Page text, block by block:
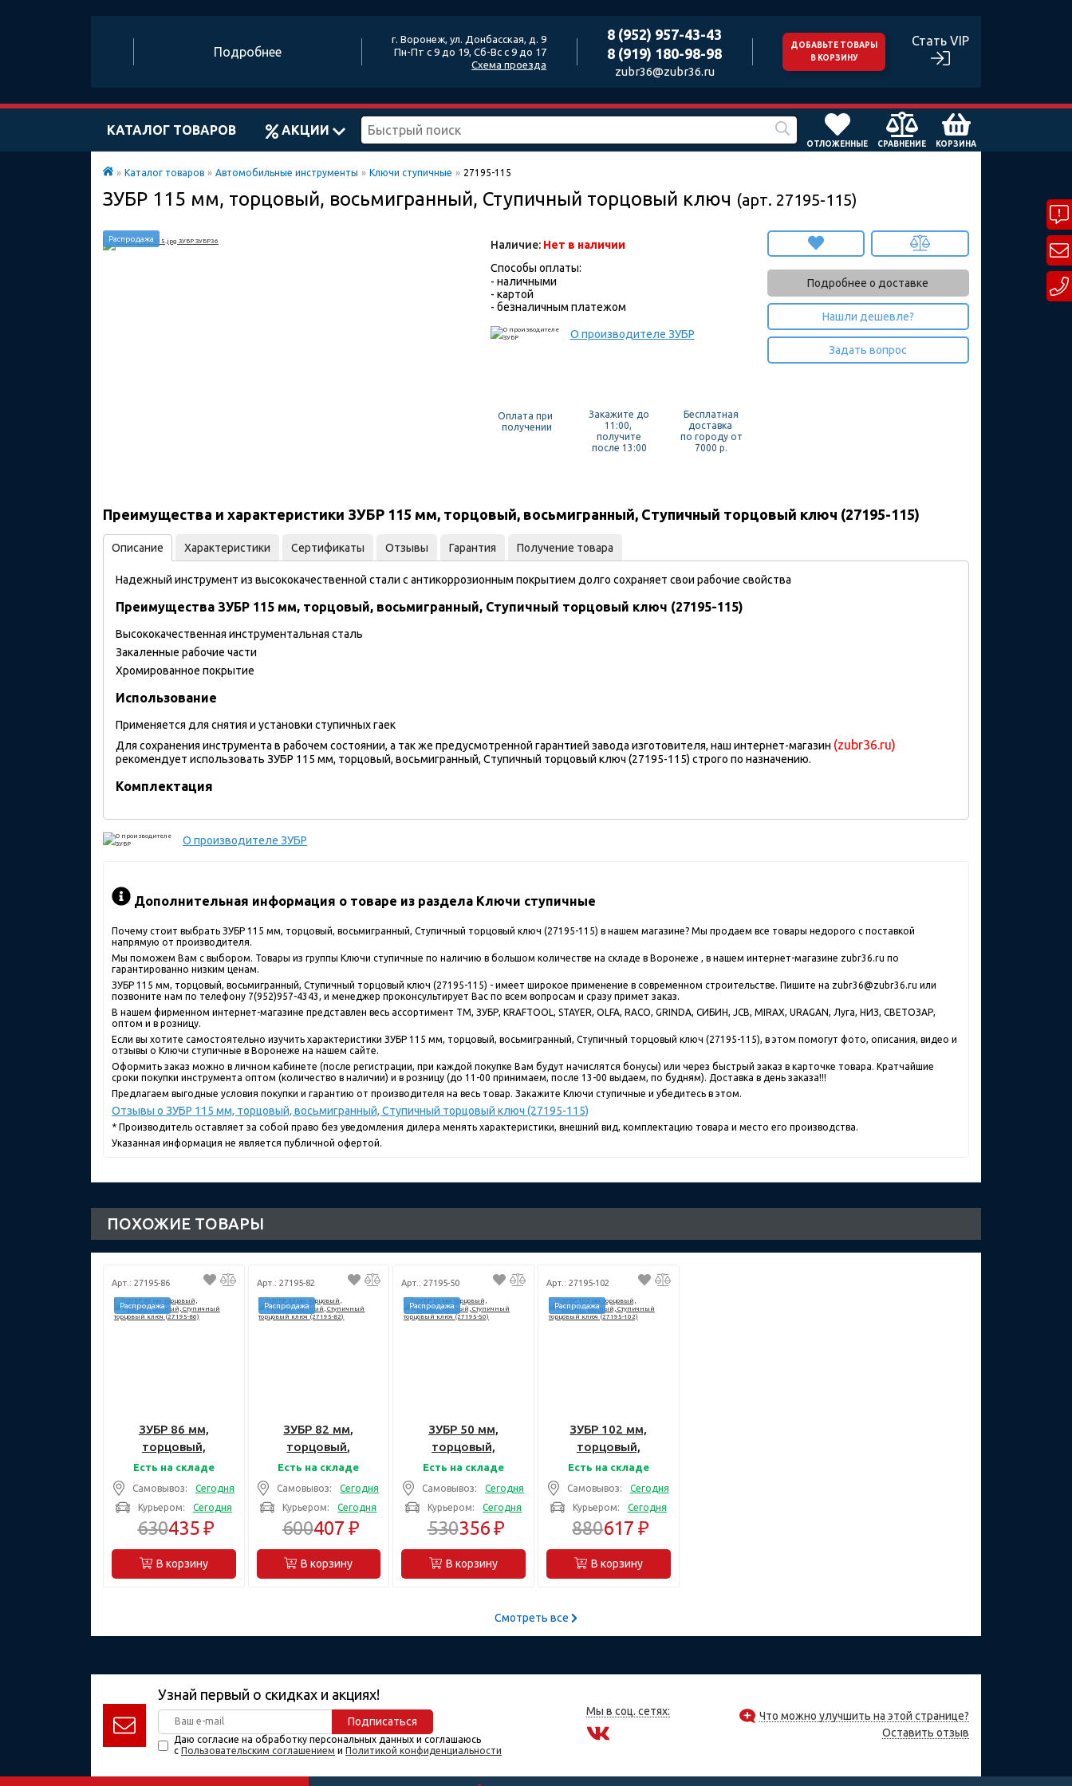
Подробнее
г. Воронеж, ул. Донбасская, д. 9
Пн-Пт с 9 до 19, Сб-Вс с 9 до 17
Схема проезда
8 (952) 957-43-43
8 (919) 180-98-98
zubr36@zubr36.ru
ДОБАВЬТЕ ТОВАРЫ
В КОРЗИНУ
Стать VIP
КАТАЛОГ ТОВАРОВ АКЦИИ
ОТЛОЖЕННЫЕ СРАВНЕНИЕ КОРЗИНА
» Каталог товаров » Автомобильные инструменты » Ключи ступичные » 27195-115
ЗУБР 115 мм, торцовый, восьмигранный, Ступичный торцовый ключ (арт. 27195-115)
Распродажа Наличие: Нет в наличии
Способы оплаты:
- наличными
- картой
- безналичным платежом
О производителе ЗУБР
Оплата при
получении
Закажите до
11:00,
получите
после 13:00
Бесплатная
доставка
по городу от
7000 р.
Подробнее о доставке
Нашли дешевле?
Задать вопрос
Преимущества и характеристики ЗУБР 115 мм, торцовый, восьмигранный, Ступичный торцовый ключ (27195-115)
Описание Характеристики Сертификаты Отзывы Гарантия Получение товара
Надежный инструмент из высококачественной стали c антикоррозионным покрытием долго сохраняет свои рабочие свойства
Преимущества ЗУБР 115 мм, торцовый, восьмигранный, Ступичный торцовый ключ (27195-115)
Высококачественная инструментальная сталь
Закаленные рабочие части
Хромированное покрытие
Использование
Применяется для снятия и установки ступичных гаек
Для сохранения инструмента в рабочем состоянии, а так же предусмотренной гарантией завода изготовителя, наш интернет-магазин (zubr36.ru)
рекомендует использовать ЗУБР 115 мм, торцовый, восьмигранный, Ступичный торцовый ключ (27195-115) строго по назначению.
Комплектация
О производителе ЗУБР
Дополнительная информация о товаре из раздела Ключи ступичные
Почему стоит выбрать ЗУБР 115 мм, торцовый, восьмигранный, Ступичный торцовый ключ (27195-115) в нашем магазине? Мы продаем все товары недорого с поставкой
напрямую от производителя.
Мы поможем Вам с выбором. Товары из группы Ключи ступичные по наличию в большом количестве на складе в Воронеже , в нашем интернет-магазине zubr36.ru по
гарантированно низким ценам.
ЗУБР 115 мм, торцовый, восьмигранный, Ступичный торцовый ключ (27195-115) - имеет широкое применение в современном строительстве. Пишите на zubr36@zubr36.ru или
позвоните нам по телефону 7(952)957-4343, и менеджер проконсультирует Вас по всем вопросам и сразу примет заказ.
В нашем фирменном интернет-магазине представлен весь ассортимент ТМ, ЗУБР, KRAFTOOL, STAYER, OLFA, RACO, GRINDA, СИБИН, JCB, MIRAX, URAGAN, Луга, НИЗ, СВЕТОЗАР,
оптом и в розницу.
Если вы хотите самостоятельно изучить характеристики ЗУБР 115 мм, торцовый, восьмигранный, Ступичный торцовый ключ (27195-115), в этом помогут фото, описания, видео и
отзывы о Ключи ступичные в Воронеже на нашем сайте.
Оформить заказ можно в личном кабинете (после регистрации, при каждой покупке Вам будут начислятся бонусы) или через быстрый заказ в карточке товара. Кратчайшие
сроки покупки инструмента оптом (количество в наличии) и в розницу (до 11-00 принимаем, после 13-00 выдаем, по будням). Доставка в день заказа!!!
Предлагаем выгодные условия покупки и гарантию от производителя на весь товар. Закажите Ключи ступичные и убедитесь в этом.
Отзывы о ЗУБР 115 мм, торцовый, восьмигранный, Ступичный торцовый ключ (27195-115)
* Производитель оставляет за собой право без уведомления дилера менять характеристики, внешний вид, комплектацию товара и место его производства.
Указанная информация не является публичной офертой.
ПОХОЖИЕ ТОВАРЫ
Арт.: 27195-86
Распродажа
ЗУБР 86 мм,
торцовый,
восьмигранный,
Ступичный
торцовый ключ
(27195-86)
Есть на складе
Самовывоз:
Сегодня
Курьером:
Сегодня
630435 ₽
В корзину
Арт.: 27195-82
Распродажа
ЗУБР 82 мм,
торцовый,
восьмигранный,
Ступичный
торцовый ключ
(27195-82)
Есть на складе
Самовывоз:
Сегодня
Курьером:
Сегодня
600407 ₽
В корзину
Арт.: 27195-50
Распродажа
ЗУБР 50 мм,
торцовый,
восьмигранный,
Ступичный
торцовый ключ
(27195-50)
Есть на складе
Самовывоз:
Сегодня
Курьером:
Сегодня
530356 ₽
В корзину
Арт.: 27195-102
Распродажа
ЗУБР 102 мм,
торцовый,
восьмигранный,
Ступичный
торцовый ключ
(27195-102)
Есть на складе
Самовывоз:
Сегодня
Курьером:
Сегодня
880617 ₽
В корзину
Смотреть все
Узнай первый о скидках и акциях!
Подписаться
Даю согласие на обработку персональных данных и соглашаюсь
с Пользовательским соглашением и Политикой конфиденциальности
Мы в соц. сетях:
Что можно улучшить на этой странице?
Оставить отзыв